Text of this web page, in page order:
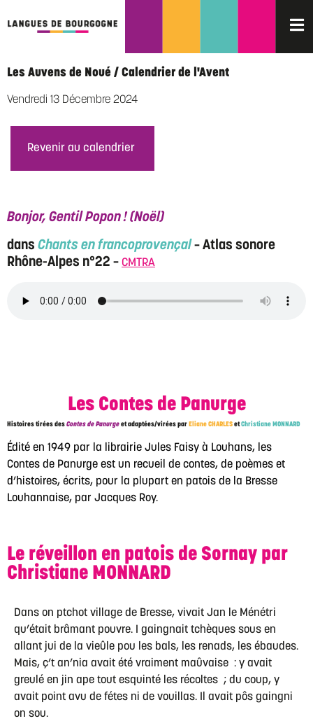
Les Auvens de Noué / Calendrier de l'Avent
Vendredi 13 Décembre 2024
Revenir au calendrier
Bonjor, Gentil Popon ! (Noël)
dans Chants en francoprovençal – Atlas sonore
Rhône-Alpes n°22 – CMTRA
Les Contes de Panurge
Histoires tirées des Contes de Panurge et adaptées/virées par Eliane CHARLES etChristiane MONNARD
Édité en 1949 par la librairie Jules Faisy à Louhans, les
Contes de Panurge est un recueil de contes, de poèmes et
d’histoires, écrits, pour la plupart en patois de la Bresse
Louhannaise, par Jacques Roy.
Le réveillon en patois de Sornay par
Christiane MONNARD
Dans on ptchot village de Bresse, vivait Jan le Ménétri
qu’était brâmant pouvre. I gaingnait tchèques sous en
allant jui de la vieûle pou les bals, les renads, les ébaudes.
Mais, ç’t an’nia avait été vraiment maûvaise : y avait
greulé en jin ape tout esquinté les récoltes ; du coup, y
avait point avu de fétes ni de vouillas. Il avait pôs gaingni
on sou.